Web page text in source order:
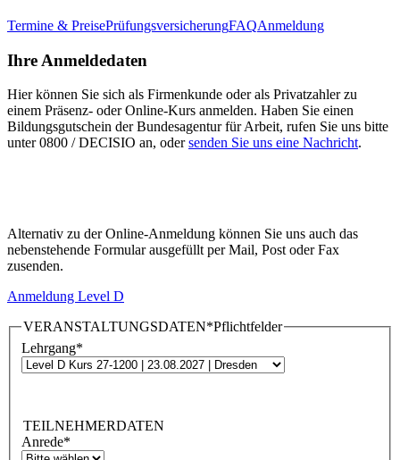
Termine & PreisePrüfungsversicherungFAQAnmeldung
Ihre Anmeldedaten
Hier können Sie sich als Firmenkunde oder als Privatzahler zu
einem Präsenz- oder Online-Kurs anmelden. Haben Sie einen
Bildungsgutschein der Bundesagentur für Arbeit, rufen Sie uns bitte
unter 0800 / DECISIO an, odersenden Sie uns eine Nachricht.
Alternativ zu der Online-Anmeldung können Sie uns auch das
nebenstehende Formular ausgefüllt per Mail, Post oder Fax
zusenden.
Anmeldung Level D
VERANSTALTUNGSDATEN*Pflichtfelder
Lehrgang*
TEILNEHMERDATEN
Anrede*